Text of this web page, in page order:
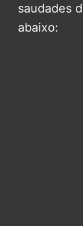
saudades
abaixo: